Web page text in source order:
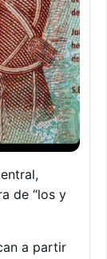
de “los y
a partir